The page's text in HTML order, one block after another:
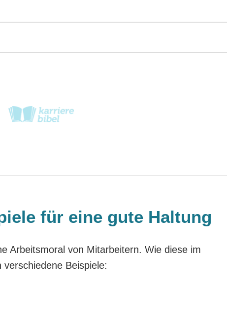
für eine gute Haltung
Arbeitsmoral von Mitarbeitern. Wie diese im
Beispiele: